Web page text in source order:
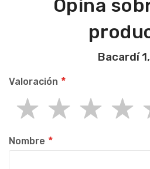
Opina
Bacardí
Valoración
star
stars
stars
stars
stars
Nombre